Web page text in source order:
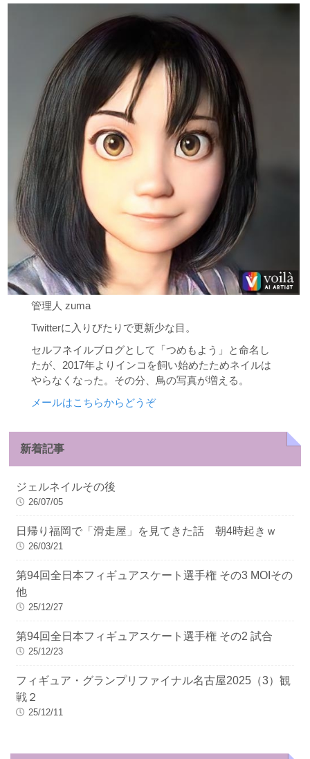
管理人 zuma
Twitterに入りびたりで更新少な目。
セルフネイルブログとして「つめもよう」と命名し
たが、2017年よりインコを飼い始めたためネイルは
やらなくなった。その分、鳥の写真が増える。
メールはこちらからどうぞ
新着記事
ジェルネイルその後
26/07/05
日帰り福岡で「滑走屋」を見てきた話 朝4時起きｗ
26/03/21
第94回全日本フィギュアスケート選手権 その3 MOIその
他
25/12/27
第94回全日本フィギュアスケート選手権 その2 試合
25/12/23
フィギュア・グランプリファイナル名古屋2025（3）観
戦２
25/12/11